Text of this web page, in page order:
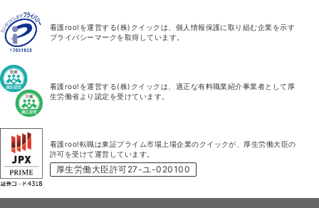
看護roo!を運営する(株)クイックは、個人情報保護に取り組む企業を示す
プライバシーマークを取得しています。
看護roo!を運営する(株)クイックは、適正な有料職業紹介事業者として厚
生労働省より認定を受けています。
看護roo!転職は東証プライム市場上場企業のクイックが、厚生労働大臣の
許可を受けて運営しています。
厚生労働大臣許可27-ユ-020100